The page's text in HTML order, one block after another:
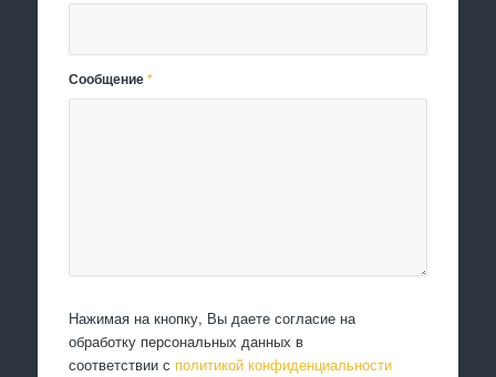
Сообщение*
Нажимая на кнопку, Вы даете согласие на
обработку персональных данных в
соответствии с политикой конфиденциальности